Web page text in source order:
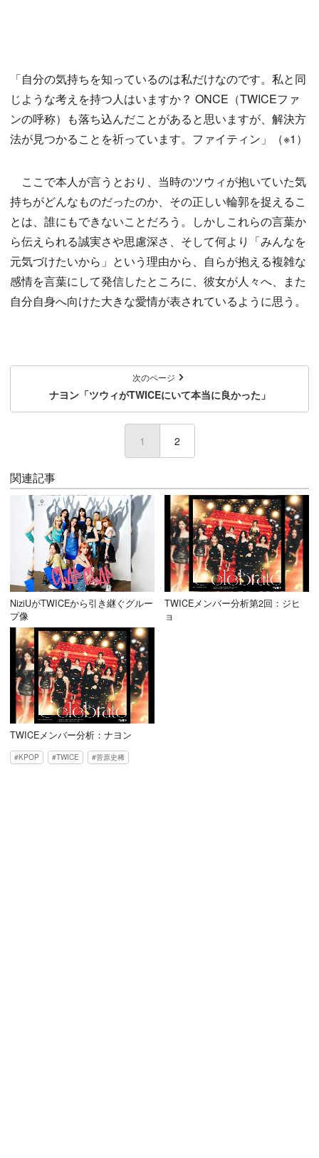
「自分の気持ちを知っているのは私だけなのです。私と同
じような考えを持つ人はいますか？ ONCE（TWICEファ
ンの呼称）も落ち込んだことがあると思いますが、解決方
法が見つかることを祈っています。ファイティン」（※1）
ここで本人が言うとおり、当時のツウィが抱いていた気
持ちがどんなものだったのか、その正しい輪郭を捉えるこ
とは、誰にもできないことだろう。しかしこれらの言葉か
ら伝えられる誠実さや思慮深さ、そして何より「みんなを
元気づけたいから」という理由から、自らが抱える複雑な
感情を言葉にして発信したところに、彼女が人々へ、また
自分自身へ向けた大きな愛情が表されているように思う。
次のページ
ナヨン「ツウィがTWICEにいて本当に良かった」
1 (current)
2
関連記事
NiziUがTWICEから引き継ぐグルー
プ像
TWICEメンバー分析第2回：ジヒ
ョ
TWICEメンバー分析：ナヨン
KPOP TWICE 菅原史稀